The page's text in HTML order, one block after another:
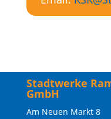
Stadtwerke
GmbH
Am Neuen Markt 8